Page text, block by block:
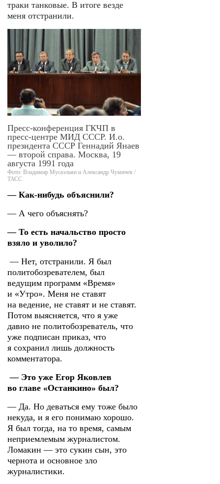
траки танковые. В итоге везде
меня отстранили.
Пресс-конференция ГКЧП в
пресс-центре МИД СССР. И.о.
президента СССР Геннадий Янаев
— второй справа. Москва, 19
августа 1991 года
Фото: Владимир Мусаэльян и Александр Чумичев /
ТАСС
— Как-нибудь объяснили?
— А чего объяснять?
— То есть начальство просто
взяло и уволило?
— Нет, отстранили. Я был
политобозревателем, был
ведущим программ «Время»
и «Утро». Меня не ставят
на ведение, не ставят и не ставят.
Потом выясняется, что я уже
давно не политобозреватель, что
уже подписан приказ, что
я сохранил лишь должность
комментатора.
— Это уже Егор Яковлев
во главе «Останкино» был?
— Да. Но деваться ему тоже было
некуда, и я его понимаю хорошо.
Я был тогда, на то время, самым
неприемлемым журналистом.
Ломакин — это сукин сын, это
чернота и основное зло
журналистики.